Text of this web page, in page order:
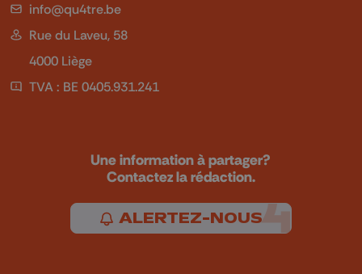
info@qu4tre.be
Rue du Laveu, 58
4000 Liège
TVA : BE 0405.931.241
Une information à partager?
Contactez la rédaction.
ALERTEZ-NOUS